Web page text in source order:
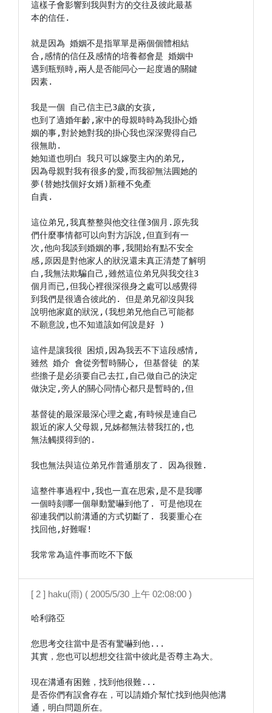
這樣子會影響到我與對方的交往及彼此最基
本的信任.
就是因為 婚姻不是指單單是兩個個體相結
合,感情的信任及感情的培養都會是 婚姻中
遇到瓶頸時,兩人是否能同心一起度過的關鍵
因素.
我是一個 自己信主已3歲的女孩,
也到了適婚年齡,家中的母親時時為我掛心婚
姻的事,對於她對我的掛心我也深深覺得自己
很無助.
她知道也明白 我只可以嫁娶主內的弟兄,
因為母親對我有很多的愛,而我卻無法圓她的
夢(替她找個好女婿)新種不免產
自責.
這位弟兄,我真整整與他交往僅3個月.原先我
們什麼事情都可以向對方訴說,但直到有一
次,他向我談到婚姻的事,我開始有點不安全
感,原因是對他家人的狀況還未真正清楚了解明
白,我無法欺騙自己,雖然這位弟兄與我交往3
個月而已,但我心裡很深很身之處可以感覺得
到我們是很適合彼此的. 但是弟兄卻沒與我
說明他家庭的狀況,(我想弟兄他自己可能都
不願意說,也不知道該如何說是好 )
這件是讓我很 困煩,因為我丟不下這段感情,
雖然 婚介 會從旁暫時關心, 但基督徒 的某
些擔子是必須要自己去扛,自己做自己的決定
做決定,旁人的關心同情心都只是暫時的,但
基督徒的最深最深心理之處,有時候是連自己
親近的家人父母親,兄姊都無法替我扛的,也
無法觸摸得到的.
我也無法與這位弟兄作普通朋友了. 因為很難.
這整件事過程中,我也一直在思索,是不是我哪
一個時刻哪一個舉動驚嚇到他了. 可是他現在
卻連我們以前溝通的方式切斷了. 我要重心在
找回他,好難喔!
我常常為這件事而吃不下飯
[ 2 ] haku(雨) ( 2005/5/30 上午 02:08:00 )
哈利路亞
您思考交往當中是否有驚嚇到他...
其實，您也可以想想交往當中彼此是否尊主為大。
現在溝通有困難，找到他很難...
是否你們有誤會存在，可以請婚介幫忙找到他與他溝
通，明白問題所在。